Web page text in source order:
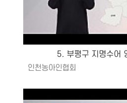
5. 부평구 지명수어
인천농아인협회